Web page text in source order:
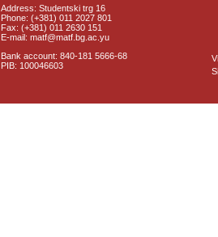
Address: Studentski trg 16
Phone: (+381) 011 2027 801
Fax: (+381) 011 2630 151
E-mail: matf@matf.bg.ac.yu
Bank account: 840-181 5666-68
PIB: 100046603